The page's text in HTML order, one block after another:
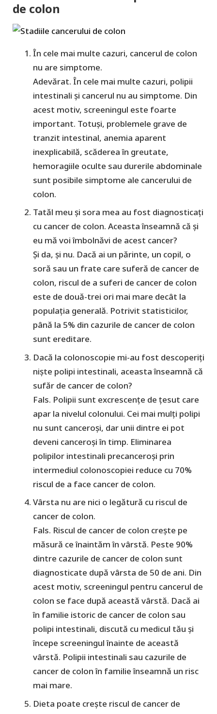
de colon
În cele mai multe cazuri, cancerul de colon
nu are simptome.
Adevărat. În cele mai multe cazuri, polipii
intestinali și cancerul nu au simptome. Din
acest motiv, screeningul este foarte
important. Totuși, problemele grave de
tranzit intestinal, anemia aparent
inexplicabilă, scăderea în greutate,
hemoragiile oculte sau durerile abdominale
sunt posibile simptome ale cancerului de
colon.
Tatăl meu și sora mea au fost diagnosticați
cu cancer de colon. Aceasta înseamnă că și
eu mă voi îmbolnăvi de acest cancer?
Și da, și nu. Dacă ai un părinte, un copil, o
soră sau un frate care suferă de cancer de
colon, riscul de a suferi de cancer de colon
este de două-trei ori mai mare decât la
populația generală. Potrivit statisticilor,
până la 5% din cazurile de cancer de colon
sunt ereditare.
Dacă la colonoscopie mi-au fost descoperiți
niște polipi intestinali, aceasta înseamnă că
sufăr de cancer de colon?
Fals. Polipii sunt excrescențe de țesut care
apar la nivelul colonului. Cei mai mulți polipi
nu sunt canceroși, dar unii dintre ei pot
deveni canceroși în timp. Eliminarea
polipilor intestinali precanceroși prin
intermediul colonoscopiei reduce cu 70%
riscul de a face cancer de colon.
Vârsta nu are nici o legătură cu riscul de
cancer de colon.
Fals. Riscul de cancer de colon crește pe
măsură ce înaintăm în vârstă. Peste 90%
dintre cazurile de cancer de colon sunt
diagnosticate după vârsta de 50 de ani. Din
acest motiv, screeningul pentru cancerul de
colon se face după această vârstă. Dacă ai
în familie istoric de cancer de colon sau
polipi intestinali, discută cu medicul tău și
începe screeningul înainte de această
vârstă. Polipii intestinali sau cazurile de
cancer de colon în familie înseamnă un risc
mai mare.
Dieta poate crește riscul de cancer de